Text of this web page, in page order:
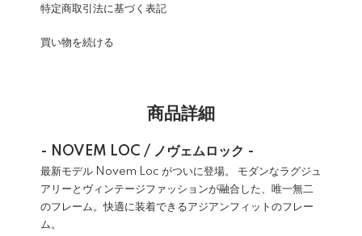
特定商取引法に基づく表記
買い物を続ける
商品詳細
- NOVEM LOC / ノヴェムロック -
最新モデル Novem Loc がついに登場。 モダンなラグジュ
アリーとヴィンテージファッションが融合した、唯一無二
のフレーム。快適に装着できるアジアンフィットのフレー
ム。